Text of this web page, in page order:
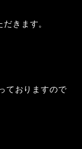
きます。
ておりますので